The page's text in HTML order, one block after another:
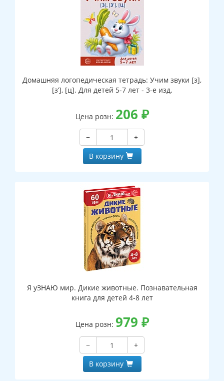
Домашняя логопедическая тетрадь: Учим звуки [з],
[з’], [ц]. Для детей 5-7 лет - 3-е изд.
Цена розн: 206 ₽
−
+
В корзину
Я уЗНАЮ мир. Дикие животные. Познавательная
книга для детей 4-8 лет
Цена розн: 979 ₽
−
+
В корзину